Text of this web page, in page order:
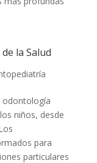
la Salud
odontología
niños, desde
para
particulares